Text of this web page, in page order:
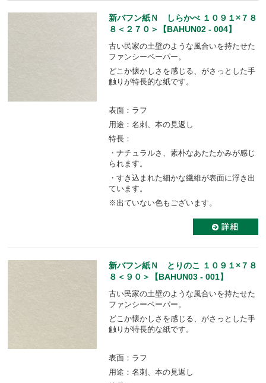
新バフン紙Ｎ しらかべ １０９１×７８
８＜２７０＞【BAHUN02 - 004】
古い民家の土壁のような風合いを持たせた
ファンシーペーパー。
どこか懐かしさを感じる、がさっとした手
触りが特長的な紙です。
表面：ラフ
用途：名刺、本の見返し
特長：
・ナチュラルさ、素朴なあたたかみが感じ
られます。
・すき込まれた細かな繊維が表面に浮き出
ています。
※出ていない色もございます。
新バフン紙Ｎ とりのこ １０９１×７８
８＜９０＞【BAHUN03 - 001】
古い民家の土壁のような風合いを持たせた
ファンシーペーパー。
どこか懐かしさを感じる、がさっとした手
触りが特長的な紙です。
表面：ラフ
用途：名刺、本の見返し